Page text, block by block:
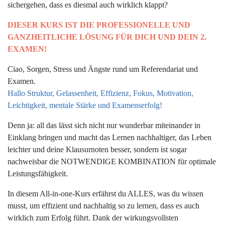
sichergehen, dass es diesmal auch wirklich klappt?
DIESER KURS IST DIE PROFESSIONELLE UND
GANZHEITLICHE LÖSUNG FÜR DICH UND DEIN 2.
EXAMEN!
Ciao, Sorgen, Stress und Ängste rund um Referendariat und
Examen.
Hallo Struktur, Gelassenheit, Effizienz, Fokus, Motivation,
Leichtigkeit, mentale Stärke und Examenserfolg!
Denn ja: all das lässt sich nicht nur wunderbar miteinander in
Einklang bringen und macht das Lernen nachhaltiger, das Leben
leichter und deine Klausurnoten besser, sondern ist sogar
nachweisbar die NOTWENDIGE KOMBINATION für optimale
Leistungsfähigkeit.
In diesem All-in-one-Kurs erfährst du ALLES, was du wissen
musst, um effizient und nachhaltig so zu lernen, dass es auch
wirklich zum Erfolg führt. Dank der wirkungsvollsten